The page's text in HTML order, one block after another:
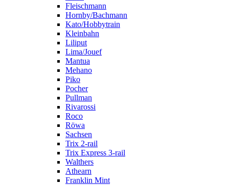
Fleischmann
Hornby/Bachmann
Kato/Hobbytrain
Kleinbahn
Liliput
Lima/Jouef
Mantua
Mehano
Piko
Pocher
Pullman
Rivarossi
Roco
Röwa
Sachsen
Trix 2-rail
Trix Express 3-rail
Walthers
Athearn
Franklin Mint